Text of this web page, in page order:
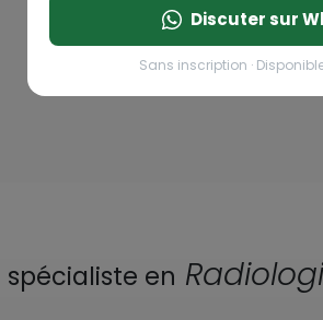
spécialiste en
Discuter sur
Sans inscription ·